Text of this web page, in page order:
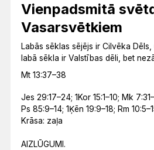
Vienpadsmitā
Vasarsvētkiem
Labās sēklas sējējs ir Cilvēka
labā sēkla ir Valstības dēli, bet
Mt 13:37–38
Jes 29:17–24; 1Kor 15:1–10; Mk
Ps 85:9–14; 1Ķēn 19:9–18; Rm
Krāsa: zaļa
AIZLŪGUMI.